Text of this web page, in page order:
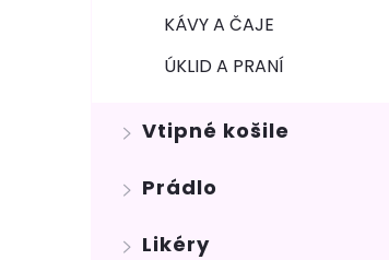
KÁVY A ČAJE
ÚKLID A PRANÍ
Vtipné košile
Prádlo
Likéry